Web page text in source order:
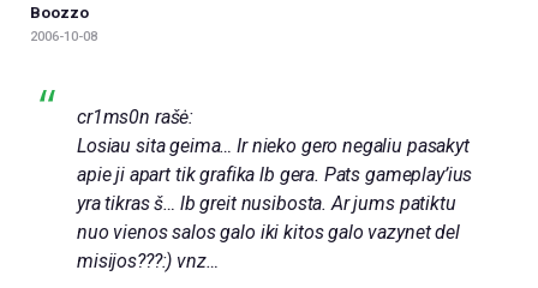
Boozzo
2006-10-08
cr1ms0n rašė:
Losiau sita geima… Ir nieko gero negaliu pasakyt
apie ji apart tik grafika lb gera. Pats gameplay’ius
yra tikras š… lb greit nusibosta. Ar jums patiktu
nuo vienos salos galo iki kitos galo vazynet del
misijos???:) vnz…